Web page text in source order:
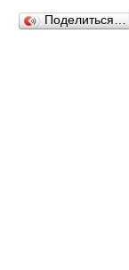
Поделиться…